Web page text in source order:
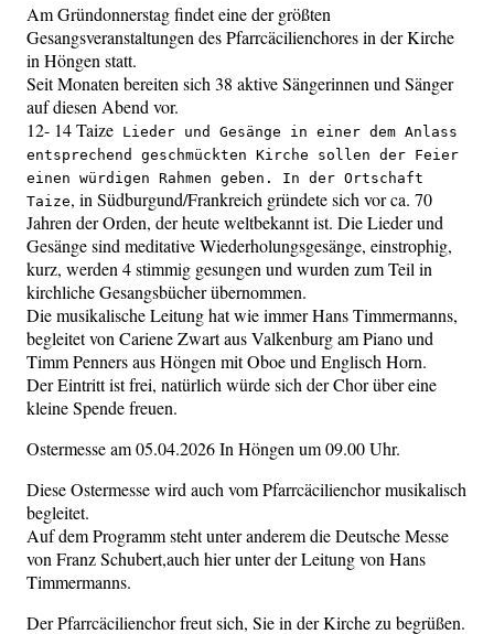
Am Gründonnerstag findet eine der größten
Gesangsveranstaltungen des Pfarrcäcilienchores in der Kirche
in Höngen statt.
Seit Monaten bereiten sich 38 aktive Sängerinnen und Sänger
auf diesen Abend vor.
12- 14 Taize Lieder und Gesänge in einer dem Anlass
entsprechend geschmückten Kirche sollen der Feier
einen würdigen Rahmen geben. In der Ortschaft
Taize, in Südburgund/Frankreich gründete sich vor ca. 70
Jahren der Orden, der heute weltbekannt ist. Die Lieder und
Gesänge sind meditative Wiederholungsgesänge, einstrophig,
kurz, werden 4 stimmig gesungen und wurden zum Teil in
kirchliche Gesangsbücher übernommen.
Die musikalische Leitung hat wie immer Hans Timmermanns,
begleitet von Cariene Zwart aus Valkenburg am Piano und
Timm Penners aus Höngen mit Oboe und Englisch Horn.
Der Eintritt ist frei, natürlich würde sich der Chor über eine
kleine Spende freuen.
Ostermesse am 05.04.2026 In Höngen um 09.00 Uhr.
Diese Ostermesse wird auch vom Pfarrcäcilienchor musikalisch
begleitet.
Auf dem Programm steht unter anderem die Deutsche Messe
von Franz Schubert,auch hier unter der Leitung von Hans
Timmermanns.
Der Pfarrcäcilienchor freut sich, Sie in der Kirche zu begrüßen.